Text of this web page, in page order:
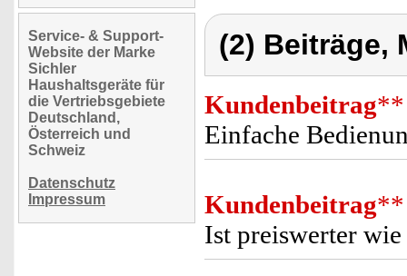
Service- & Support-
Website der Marke
Sichler
Haushaltsgeräte für
die Vertriebsgebiete
Deutschland,
Österreich und
Schweiz
Datenschutz
Impressum
(2) Beiträge,
Kundenbeitrag**
Einfache
Kundenbeitrag**
Ist preiswerter